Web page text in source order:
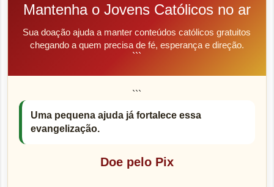
Mantenha o Jovens Católicos no ar
Sua doação ajuda a manter conteúdos católicos gratuitos
chegando a quem precisa de fé, esperança e direção.
```
```
Uma pequena ajuda já fortalece essa
evangelização.
Doe pelo Pix